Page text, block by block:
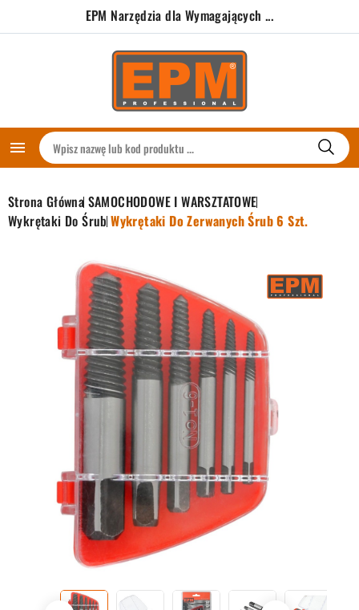
EPM Narzędzia dla Wymagających ...

Strona Główna SAMOCHODOWE I WARSZTATOWE
Wykrętaki Do ŚrubWykrętaki Do Zerwanych Śrub 6 Szt.